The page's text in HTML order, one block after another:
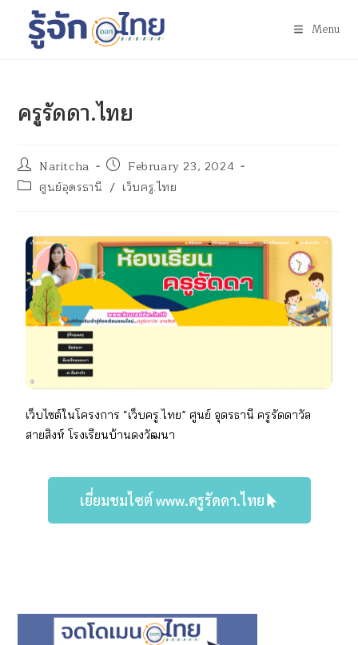
Menu
ครูรัดดา.ไทย
Naritcha
February 23, 2024
ศูนย์อุดรธานี / เว็บครู.ไทย
เว็บไซต์ในโครงการ “เว็บครู.ไทย” ศูนย์ อุดรธานี ครูรัดดาวัล
สายสิงห์โรงเรียนบ้านดงวัฒนา
เยี่ยมชมไซต์ www.ครูรัดดา.ไทย